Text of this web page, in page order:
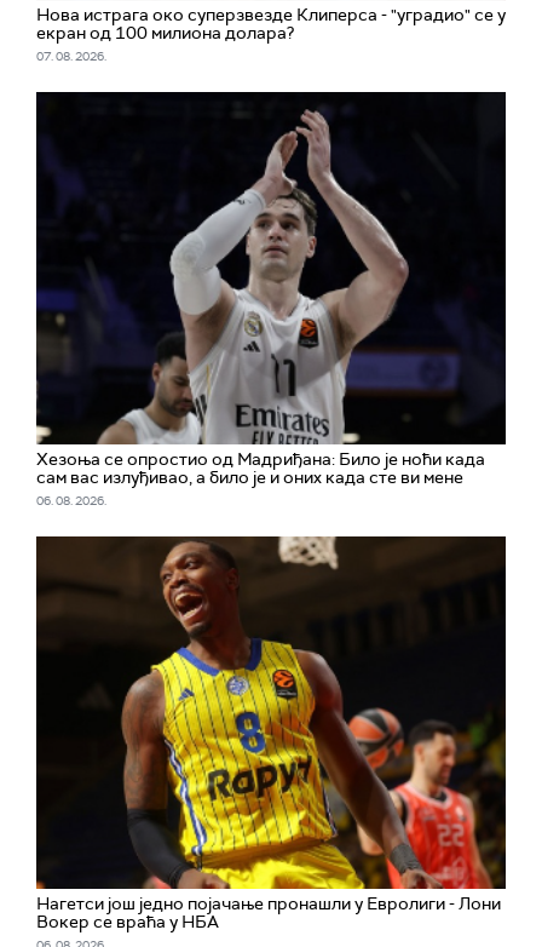
Нова истрага око суперзвезде Клиперса - "уградио" се у
екран од 100 милиона долара?
07. 08. 2026.
Хезоња се опростио од Мадриђана: Било је ноћи када
сам вас излуђивао, а било је и оних када сте ви мене
06. 08. 2026.
Нагетси још једно појачање пронашли у Евролиги - Лони
Вокер се враћа у НБА